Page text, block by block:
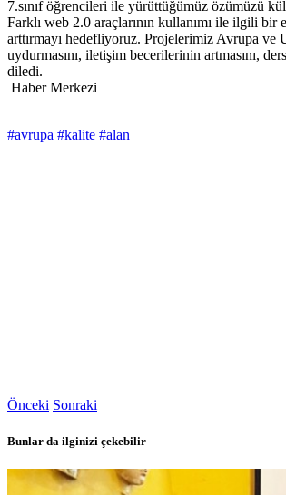
7.sınıf öğrencileri ile yürüttüğümüz özümüzü
Farklı web 2.0 araçlarının kullanımı ile ilgili
arttırmayı hedefliyoruz. Projelerimiz Avrupa
uydurmasını, iletişim becerilerinin artmasını,
diledi.
Haber Merkezi
#avrupa #kalite #alan
Önceki Sonraki
Bunlar da ilginizi çekebilir